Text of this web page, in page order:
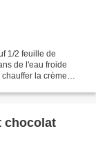
1/2 feuille de
de l'eau froide
la crème
chocolat